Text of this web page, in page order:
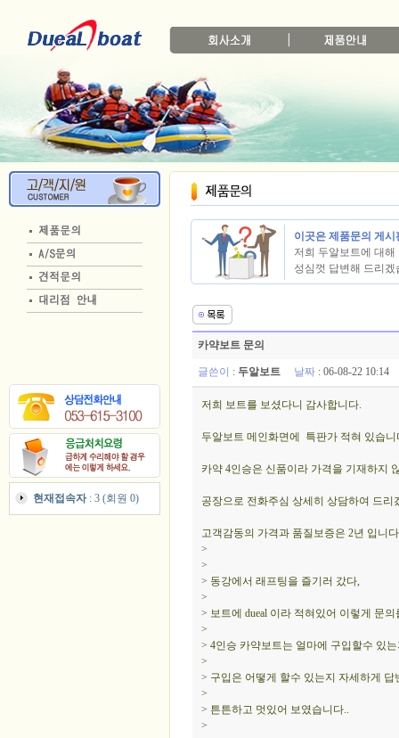
현재접속자: 3 (회원 0)
이곳은 제품문의 게시
저희 두알보트에 대
성심껏 답변해 드리겠
카약보트 문의
글쓴이 : 두알보트 날짜: 06-08-22
저희 보트를 보셨다니 감사합니다.
두알보트 메인화면에 특판가 적혀 있습니
카약 4인승은 신품이라 가격을 기재하지
공장으로 전화주심 상세히 상담하여 드리
고객감동의 가격과 품질보증은 2년 입니
>
>
> 동강에서 래프팅을 즐기러 갔다,
>
> 보트에 dueal 이라 적혀있어 이렇게 문
>
> 4인승 카약보트는 얼마에 구입할수 있
>
> 구입은 어떻게 할수 있는지 자세하게 답
>
> 튼튼하고 멋있어 보였습니다..
>